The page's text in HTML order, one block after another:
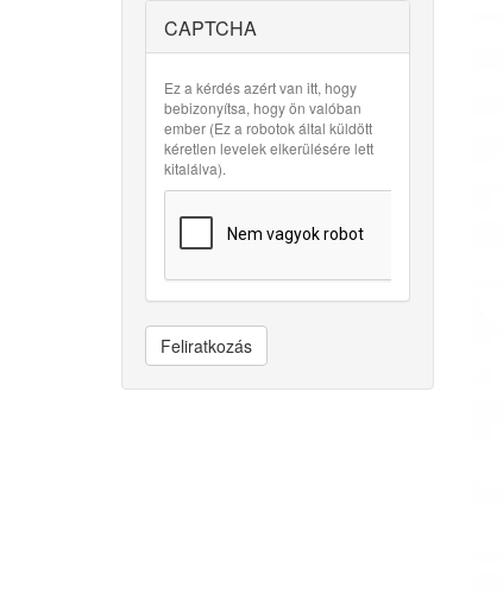
CAPTCHA
Ez a kérdés azért van itt, hogy
bebizonyítsa, hogy ön valóban
ember (Ez a robotok által küldött
kéretlen levelek elkerülésére lett
kitalálva).
Feliratkozás